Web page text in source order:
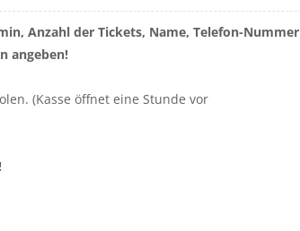
Anzahl der Tickets, Name, Telefon-Nummer
angeben!
(Kasse öffnet eine Stunde vor